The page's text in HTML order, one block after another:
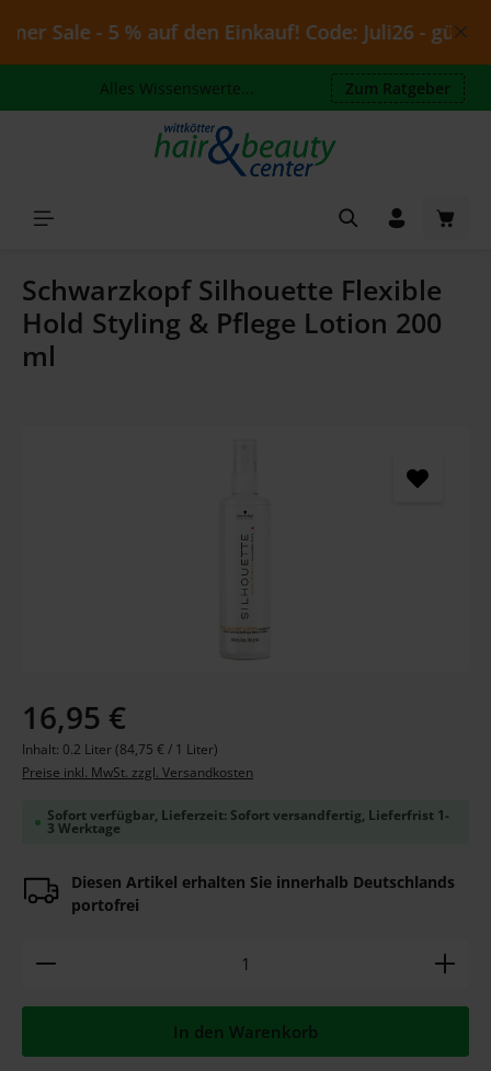
Zum Hauptinhalt springen
Sale - 5 % auf den Einkauf! Code: Juli26 - gültig
Alles Wissenswerte... Zum Ratgeber
Schwarzkopf Silhouette Flexible
Hold Styling & Pflege Lotion 200
ml
Regulärer Preis:
16,95 €
Inhalt: 0.2 Liter(84,75 € / 1 Liter)
Preise inkl. MwSt. zzgl. Versandkosten
Sofort verfügbar, Lieferzeit: Sofort versandfertig, Lieferfrist 1-
3 Werktage
Diesen Artikel erhalten Sie innerhalb Deutschlands
portofrei
Produkt Anzahl: Gib den gewünschten Wert ein
In den Warenkorb